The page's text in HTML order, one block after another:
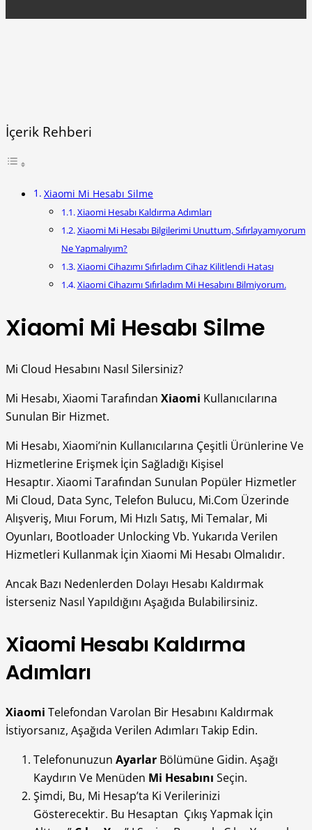
İçerik Rehberi
Xiaomi Mi Hesabı Silme
Xiaomi Hesabı Kaldırma Adımları
Xiaomi Mi Hesabı Bilgilerimi Unuttum, Sıfırlayamıyorum
Ne Yapmalıyım?
Xiaomi Cihazımı Sıfırladım Cihaz Kilitlendi Hatası
Xiaomi Cihazımı Sıfırladım Mi Hesabını Bilmiyorum.
Xiaomi Mi Hesabı Silme
Mi Cloud Hesabını Nasıl Silersiniz?
Mi Hesabı, Xiaomi Tarafından Xiaomi Kullanıcılarına
Sunulan Bir Hizmet.
Mi Hesabı, Xiaomi’nin Kullanıcılarına Çeşitli Ürünlerine Ve
Hizmetlerine Erişmek İçin Sağladığı Kişisel
Hesaptır. Xiaomi Tarafından Sunulan Popüler Hizmetler
Mi Cloud, Data Sync, Telefon Bulucu, Mi.Com Üzerinde
Alışveriş, Mıuı Forum, Mi Hızlı Satış, Mi Temalar, Mi
Oyunları, Bootloader Unlocking Vb. Yukarıda Verilen
Hizmetleri Kullanmak İçin Xiaomi Mi Hesabı Olmalıdır.
Ancak Bazı Nedenlerden Dolayı Hesabı Kaldırmak
İsterseniz Nasıl Yapıldığını Aşağıda Bulabilirsiniz.
Xiaomi Hesabı Kaldırma
Adımları
Xiaomi Telefondan Varolan Bir Hesabını Kaldırmak
İstiyorsanız, Aşağıda Verilen Adımları Takip Edin.
Telefonunuzun Ayarlar Bölümüne Gidin. Aşağı
Kaydırın Ve Menüden Mi Hesabını Seçin.
Şimdi, Bu, Mi Hesap’ta Ki Verilerinizi
Gösterecektir. Bu Hesaptan Çıkış Yapmak İçin